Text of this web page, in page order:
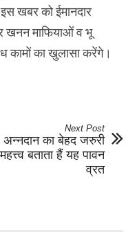
खबर को ईमानदार
खनन माफियाओं व भू
कामों का खुलासा करेंगे।
Next Post
अन्नदान का बेहद जरुरी
महत्त्व बताता हैं यह पावन
व्रत